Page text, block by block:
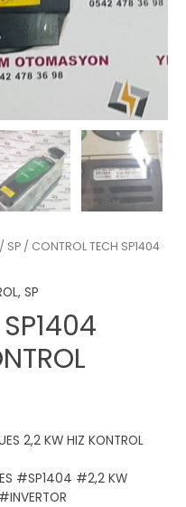
/ SP / CONTROL TECH SP1404
, SP
2,2 KW HIZ KONTROL
#SP1404 #2,2 KW